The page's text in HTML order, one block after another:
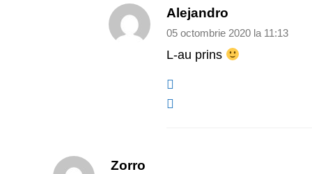
Alejandro
05 octombrie 2020 la 11:13
L-au prins
Zorro